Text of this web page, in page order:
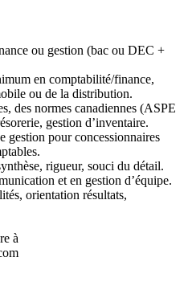
ou gestion (bac ou DEC +
en comptabilité/finance,
ou de la distribution.
des normes canadiennes (ASPE
gestion d’inventaire.
gestion pour concessionnaires
rigueur, souci du détail.
et en gestion d’équipe.
orientation résultats,
à